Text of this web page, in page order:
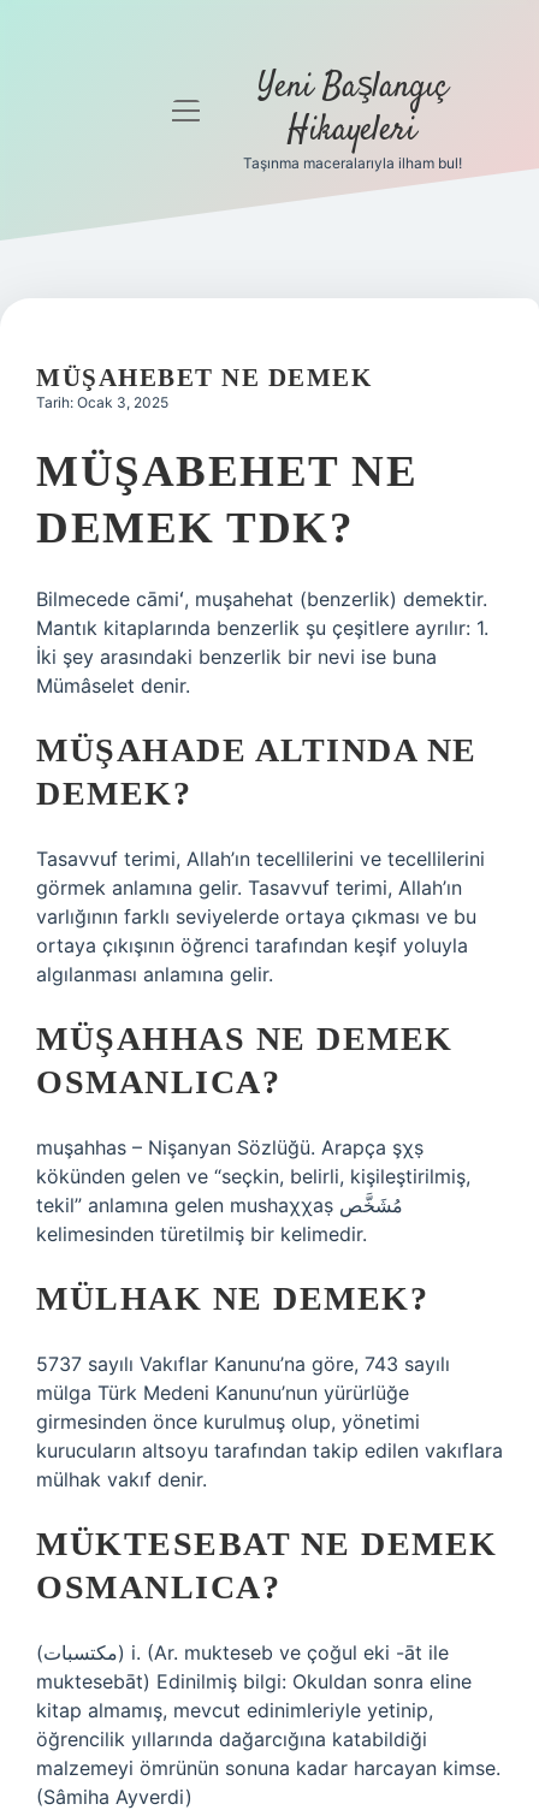
Gizlilik
Hakkımızda
menüyü
Yeni Başlangıç
Hikayeleri
Taşınma maceralarıyla ilham bul!
MÜŞAHEBET NE DEMEK
Tarih: Ocak 3, 2025
MÜŞABEHET NE
DEMEK TDK?
Bilmecede cāmiʻ, muşahehat (benzerlik) demektir.
Mantık kitaplarında benzerlik şu çeşitlere ayrılır: 1.
İki şey arasındaki benzerlik bir nevi ise buna
Mümâselet denir.
MÜŞAHADE ALTINDA NE
DEMEK?
Tasavvuf terimi, Allah’ın tecellilerini ve tecellilerini
görmek anlamına gelir. Tasavvuf terimi, Allah’ın
varlığının farklı seviyelerde ortaya çıkması ve bu
ortaya çıkışının öğrenci tarafından keşif yoluyla
algılanması anlamına gelir.
MÜŞAHHAS NE DEMEK
OSMANLICA?
muşahhas – Nişanyan Sözlüğü. Arapça şχṣ
kökünden gelen ve “seçkin, belirli, kişileştirilmiş,
tekil” anlamına gelen mushaχχaṣ مُشَخَّص
kelimesinden türetilmiş bir kelimedir.
MÜLHAK NE DEMEK?
5737 sayılı Vakıflar Kanunu’na göre, 743 sayılı
mülga Türk Medeni Kanunu’nun yürürlüğe
girmesinden önce kurulmuş olup, yönetimi
kurucuların altsoyu tarafından takip edilen vakıflara
mülhak vakıf denir.
MÜKTESEBAT NE DEMEK
OSMANLICA?
(ﻣﻜﺘﺴﺒﺎﺕ) i. (Ar. mukteseb ve çoğul eki -āt ile
muktesebāt) Edinilmiş bilgi: Okuldan sonra eline
kitap almamış, mevcut edinimleriyle yetinip,
öğrencilik yıllarında dağarcığına katabildiği
malzemeyi ömrünün sonuna kadar harcayan kimse.
(Sâmiha Ayverdi)